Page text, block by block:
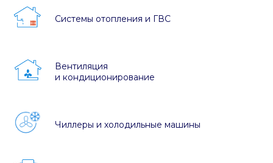
Системы отопления и ГВС
Вентиляция
и кондиционирование
Чиллеры и холодильные машины